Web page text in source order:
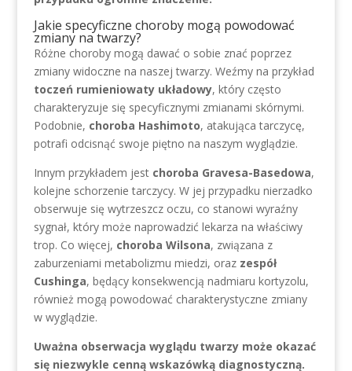
Jakie specyficzne choroby mogą powodować
zmiany na twarzy?
Różne choroby mogą dawać o sobie znać poprzez
zmiany widoczne na naszej twarzy. Weźmy na przykład
toczeń rumieniowaty układowy, który często
charakteryzuje się specyficznymi zmianami skórnymi.
Podobnie, choroba Hashimoto, atakująca tarczycę,
potrafi odcisnąć swoje piętno na naszym wyglądzie.
Innym przykładem jest choroba Gravesa-Basedowa,
kolejne schorzenie tarczycy. W jej przypadku nierzadko
obserwuje się wytrzeszcz oczu, co stanowi wyraźny
sygnał, który może naprowadzić lekarza na właściwy
trop. Co więcej, choroba Wilsona, związana z
zaburzeniami metabolizmu miedzi, oraz zespół
Cushinga, będący konsekwencją nadmiaru kortyzolu,
również mogą powodować charakterystyczne zmiany
w wyglądzie.
Uważna obserwacja wyglądu twarzy może okazać
się niezwykle cenną wskazówką diagnostyczną.